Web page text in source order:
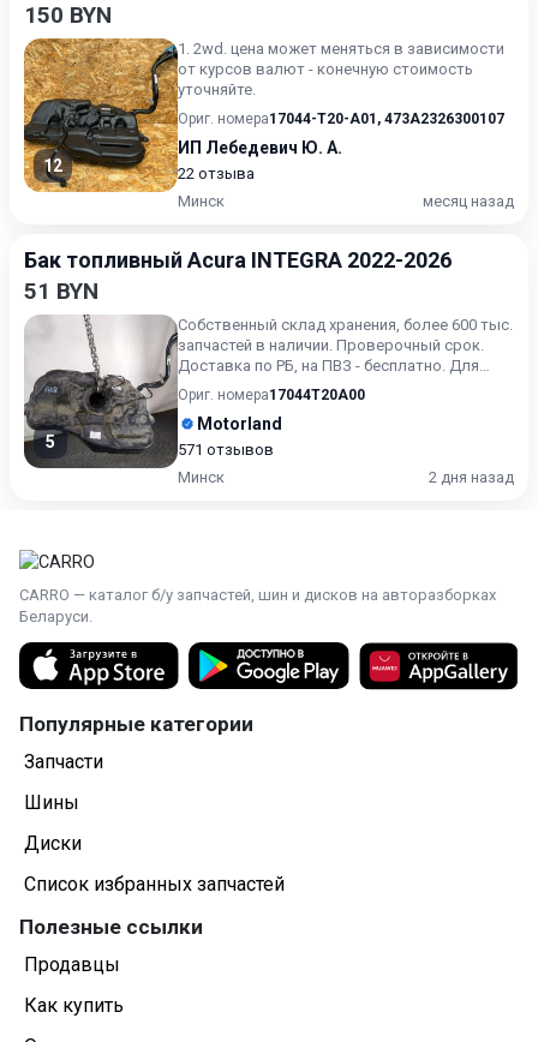
150 BYN
12
1. 2wd. цена может меняться в зависимости
от курсов валют - конечную стоимость
уточняйте.
Ориг. номера17044-T20-A01 , 473A2326300107
ИП Лебедевич Ю. А.
22 отзыва
Минск
месяц назад
Бак топливный Acura INTEGRA 2022-2026
51 BYN
5
Собственный склад хранения, более 600 тыс.
запчастей в наличии. Проверочный срок.
Доставка по РБ, на ПВЗ - бесплатно. Для
получения актуальн...
Ориг. номера17044T20A00
Motorland
571 отзывов
Минск
2 дня назад
CARRO — каталог б/у запчастей, шин и дисков на авторазборках
Беларуси.
Популярные категории
Запчасти
Шины
Диски
Список избранных запчастей
Полезные ссылки
Продавцы
Как купить